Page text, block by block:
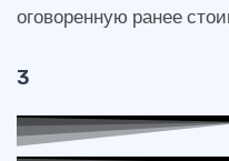
оговоренную ранее
3